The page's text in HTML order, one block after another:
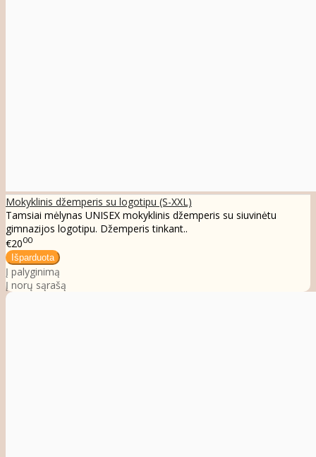
Mokyklinis džemperis su logotipu (S-XXL)
Tamsiai mėlynas UNISEX mokyklinis džemperis su siuvinėtu
gimnazijos logotipu. Džemperis tinkant..
€2000
Į palyginimą
Į norų sąrašą